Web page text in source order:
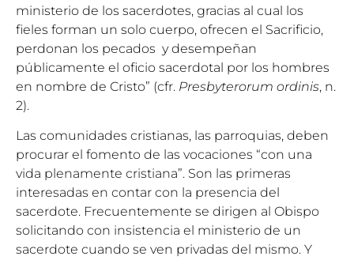
ministerio de los sacerdotes, gracias al cual los
fieles forman un solo cuerpo, ofrecen el Sacrificio,
perdonan los pecados y desempeñan
públicamente el oficio sacerdotal por los hombres
en nombre de Cristo” (cfr. Presbyterorum ordinis, n.
2).
Las comunidades cristianas, las parroquias, deben
procurar el fomento de las vocaciones “con una
vida plenamente cristiana”. Son las primeras
interesadas en contar con la presencia del
sacerdote. Frecuentemente se dirigen al Obispo
solicitando con insistencia el ministerio de un
sacerdote cuando se ven privadas del mismo. Y